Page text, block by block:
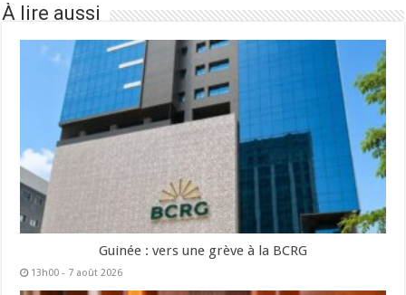
À lire aussi
Guinée : vers une grève à la BCRG
13h00 - 7 août 2026